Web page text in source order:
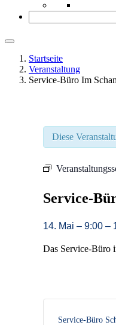
Startseite
Veranstaltung
Service-Büro Im
Diese
Service-
14. Mai – 9:00 –
Das Service-Büro
Service-Büro